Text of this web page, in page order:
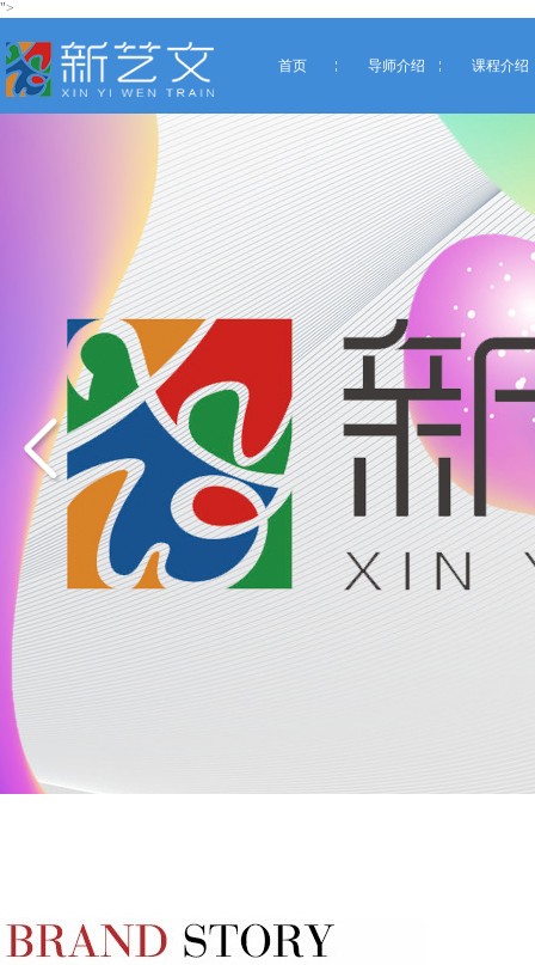
">
首页 导师介绍 课程介绍